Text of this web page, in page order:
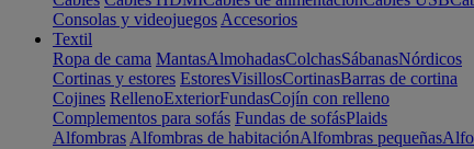
Consolas y videojuegos Accesorios
Textil
Ropa de cama MantasAlmohadasColchasSábanasNórdicos
Cortinas y estores EstoresVisillosCortinasBarras de cortina
Cojines RellenoExteriorFundasCojín con relleno
Complementos para sofás Fundas de sofásPlaids
Alfombras Alfombras de habitaciónAlfombras pequeñas